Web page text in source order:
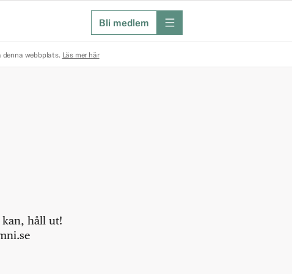
Bli medlem meny
denna webbplats. Läs mer här
kan, håll ut!